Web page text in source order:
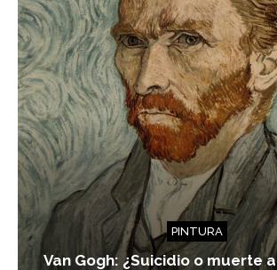
PINTURA
Van Gogh: ¿Suicidio o muerte